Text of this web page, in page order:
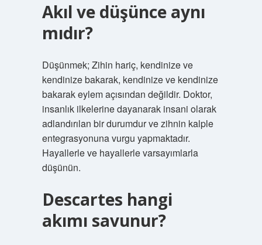
Akıl ve düşünce aynı
mıdır?
Düşünmek; Zihin hariç, kendinize ve
kendinize bakarak, kendinize ve kendinize
bakarak eylem açısından değildir. Doktor,
insanlık ilkelerine dayanarak insani olarak
adlandırılan bir durumdur ve zihnin kalple
entegrasyonuna vurgu yapmaktadır.
Hayallerle ve hayallerle varsayımlarla
düşünün.
Descartes hangi
akımı savunur?